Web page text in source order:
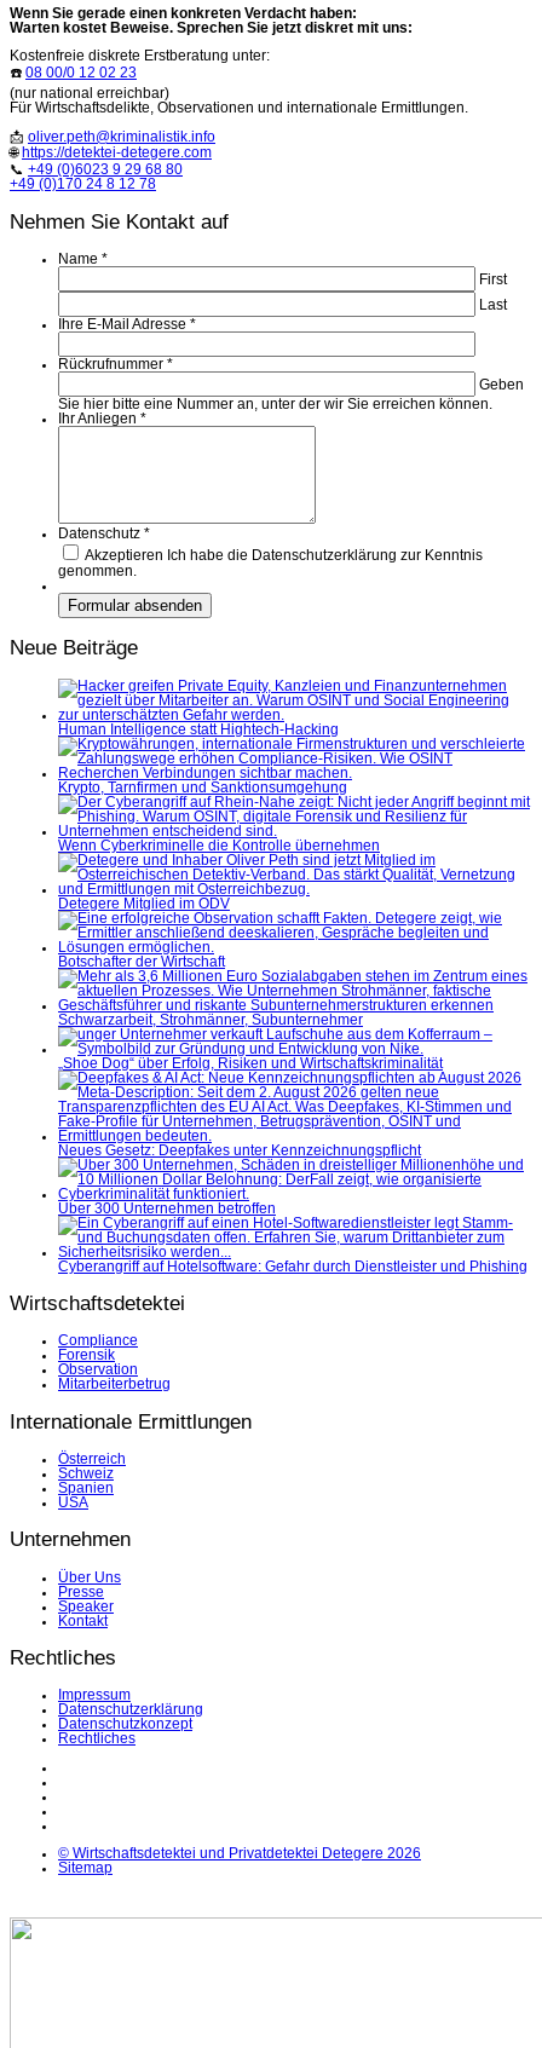
Wenn Sie gerade einen konkreten Verdacht haben:
Warten kostet Beweise. Sprechen Sie jetzt diskret mit uns:
Kostenfreie diskrete Erstberatung unter:
☎️ 08 00/0 12 02 23
(nur national erreichbar)
Für Wirtschaftsdelikte, Observationen und internationale Ermittlungen.
📩 oliver.peth@kriminalistik.info
🌐 https://detektei-detegere.com
📞 +49 (0)6023 9 29 68 80
+49 (0)170 24 8 12 78
Nehmen Sie Kontakt auf
Name *
First
Last
Ihre E-Mail Adresse *
Rückrufnummer *
Geben
Sie hier bitte eine Nummer an, unter der wir Sie erreichen können.
Ihr Anliegen *
Datenschutz *
Akzeptieren Ich habe die Datenschutzerklärung zur Kenntnis
genommen.
Neue Beiträge
Human Intelligence statt Hightech-Hacking
Krypto, Tarnfirmen und Sanktionsumgehung
Wenn Cyberkriminelle die Kontrolle übernehmen
Detegere Mitglied im ÖDV
Botschafter der Wirtschaft
Schwarzarbeit, Strohmänner, Subunternehmer
„Shoe Dog“ über Erfolg, Risiken und Wirtschaftskriminalität
Neues Gesetz: Deepfakes unter Kennzeichnungspflicht
Über 300 Unternehmen betroffen
Cyberangriff auf Hotelsoftware: Gefahr durch Dienstleister und Phishing
Wirtschaftsdetektei
Compliance
Forensik
Observation
Mitarbeiterbetrug
Internationale Ermittlungen
Österreich
Schweiz
Spanien
USA
Unternehmen
Über Uns
Presse
Speaker
Kontakt
Rechtliches
Impressum
Datenschutzerklärung
Datenschutzkonzept
Rechtliches
© Wirtschaftsdetektei und Privatdetektei Detegere 2026
Sitemap